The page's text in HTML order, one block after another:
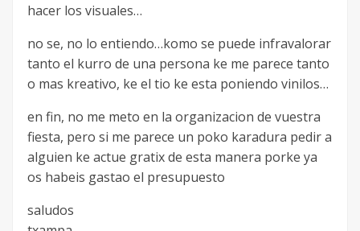
hacer los visuales…
no se, no lo entiendo…komo se puede infravalorar
tanto el kurro de una persona ke me parece tanto
o mas kreativo, ke el tio ke esta poniendo vinilos…
en fin, no me meto en la organizacion de vuestra
fiesta, pero si me parece un poko karadura pedir a
alguien ke actue gratix de esta manera porke ya
os habeis gastao el presupuesto
saludos